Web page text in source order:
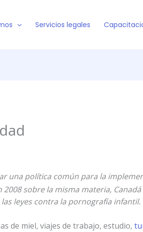
Servicios legales
una política común para la
sobre la misma materia,
leyes contra la pornografía infantil.
de miel, viajes de trabajo, estudio,